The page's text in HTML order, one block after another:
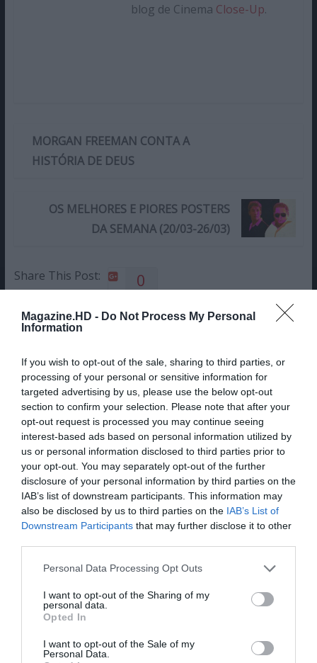
Magazine.HD - Do Not Process My Personal
Information
If you wish to opt-out of the sale, sharing to third parties, or
processing of your personal or sensitive information for
targeted advertising by us, please use the below opt-out
section to confirm your selection. Please note that after your
opt-out request is processed you may continue seeing
interest-based ads based on personal information utilized by
us or personal information disclosed to third parties prior to
your opt-out. You may separately opt-out of the further
disclosure of your personal information by third parties on the
IAB’s list of downstream participants. This information may
also be disclosed by us to third parties on the IAB’s List of
Downstream Participants that may further disclose it to other
Personal Data Processing Opt Outs
I want to opt-out of the Sharing of my
personal data.
Opted In
I want to opt-out of the Sale of my
Personal Data.
blog de Cinema Close-Up.
MORGAN FREEMAN CONTA A
HISTÓRIA DE DEUS
OS MELHORES E PIORES POSTERS
DA SEMANA (20/03-26/03)
Share This Post: 0
Deixe um comentário
O seu endereço de email não será publicado.
Campos
obrigatórios marcados com*
Comentário*
Nome
Email
Guardar o meu nome, email e site neste navegador
para a próxima vez que eu comentar.